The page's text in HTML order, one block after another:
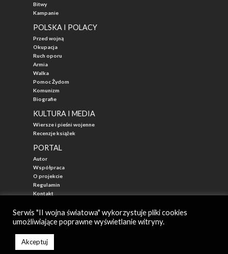
Bitwy
Kampanie
POLSKA I POLACY
Przed wojną
Okupacja
Ruch oporu
Armia
Walka
Pomoc Żydom
Komunizm
Biografie
KULTURA I MEDIA
Wiersze i pieśni wojenne
Recenzje książek
PORTAL
Autor
Współpraca
O projekcie
Regulamin
Kontakt
Autor: Mateusz Łabuz
Zarząd: Katarzyna Mika-Łabuz
Serwis "II wojna światowa" wykorzystuje pliki cookies
umożliwiające poprawne wyświetlanie witryny.
Akceptuj